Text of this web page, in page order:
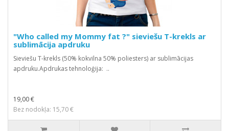
"Who called my Mommy fat ?" sieviešu T-krekls ar
sublimācija apdruku
Sieviešu T-krekls (50% kokvilna 50% poliesters) ar sublimācijas
apdruku.Apdrukas tehnoloģija: ..
19,00 €
Bez nodokļa: 15,70 €